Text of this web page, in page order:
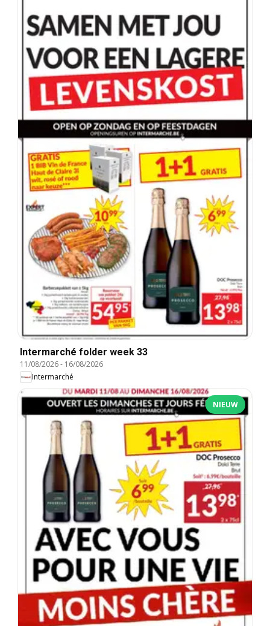
Intermarché folder week 33
11/08/2026- 16/08/2026
Intermarché
NIEUW